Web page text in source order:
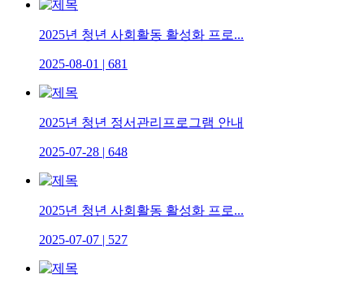
2025년 청년 사회활동 활성화 프로...
2025-08-01 | 681
2025년 청년 정서관리프로그램 안내
2025-07-28 | 648
2025년 청년 사회활동 활성화 프로...
2025-07-07 | 527